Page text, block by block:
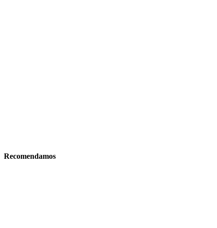
Recomendamos